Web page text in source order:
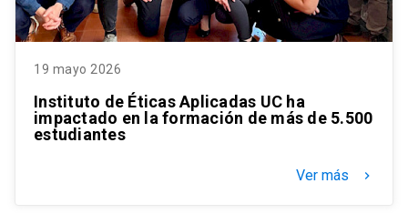
19 mayo 2026
Instituto de Éticas Aplicadas UC ha
impactado en la formación de más de 5.500
estudiantes
Ver más keyboard_arrow_right